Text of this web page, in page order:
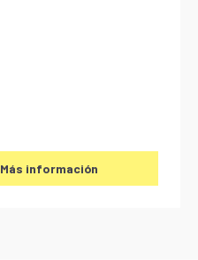
Más información